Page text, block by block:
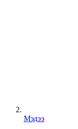
Мэдээ